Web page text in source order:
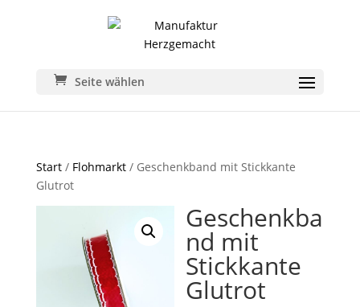
Seite wählen
Start/ Flohmarkt/ Geschenkband mit Stickkante
Glutrot
Geschenkba
nd mit
Stickkante
Glutrot